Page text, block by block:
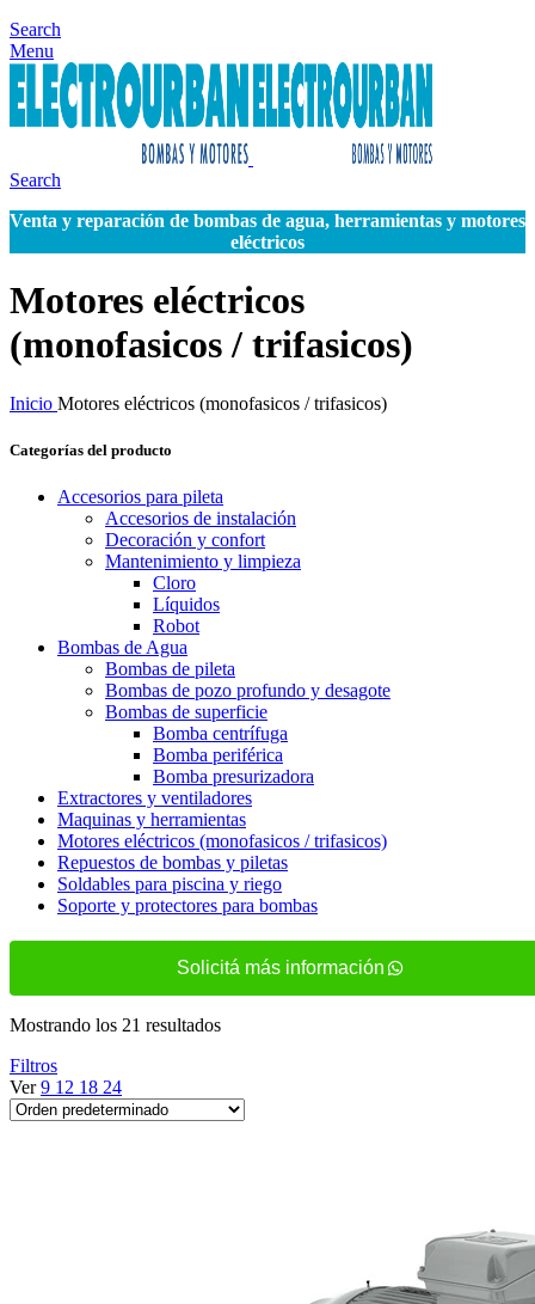
Search
Menu
Search
Venta y reparación de bombas de agua, herramientas y motores
eléctricos
Motores eléctricos
(monofasicos / trifasicos)
Inicio Motores eléctricos (monofasicos / trifasicos)
Categorías del producto
Accesorios para pileta
Accesorios de instalación
Decoración y confort
Mantenimiento y limpieza
Cloro
Líquidos
Robot
Bombas de Agua
Bombas de pileta
Bombas de pozo profundo y desagote
Bombas de superficie
Bomba centrífuga
Bomba periférica
Bomba presurizadora
Extractores y ventiladores
Maquinas y herramientas
Motores eléctricos (monofasicos / trifasicos)
Repuestos de bombas y piletas
Soldables para piscina y riego
Soporte y protectores para bombas
Solicitá más información
Mostrando los 21 resultados
Filtros
Ver9 12 18 24